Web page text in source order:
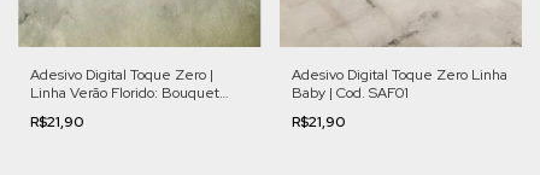
Adesivo Digital Toque Zero |
Linha Verão Florido: Bouquet
R$21,90
Adesivo Digital Toque Zero Linha
Baby | Cod. SAF01
R$21,90